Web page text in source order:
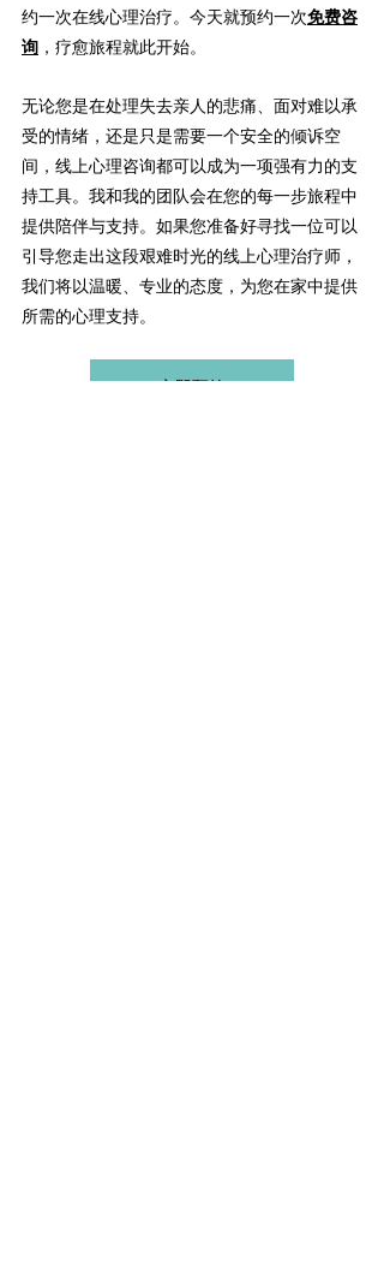
约一次在线心理治疗。今天就预约一次免费咨
询 ，疗愈旅程就此开始。
无论您是在处理失去亲人的悲痛、面对难以承
受的情绪，还是只是需要一个安全的倾诉空
间，线上心理咨询都可以成为一项强有力的支
持工具。我和我的团队会在您的每一步旅程中
提供陪伴与支持。如果您准备好寻找一位可以
引导您走出这段艰难时光的线上心理治疗师，
我们将以温暖、专业的态度，为您在家中提供
所需的心理支持。
立即预约